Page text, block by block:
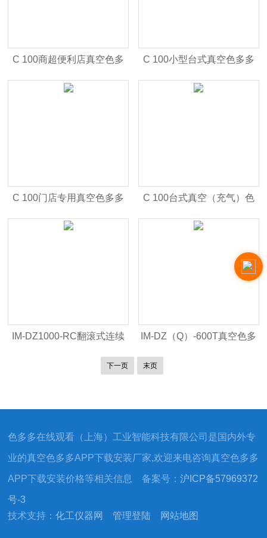
C 100商超便利店真空色多
多APP下载安装
C 100小型台式真空色多多
APP下载安装
C 100门店专用真空色多多
APP下载安装
C 100台式真空（充气）色
多多APP下载安装
IM-DZ1000-RC翻滚式连续
真空色多多APP下载安装
IM-DZ（Q）-600T真空色多
下一页 末页
色多多在线观看（上海）工业智能科技有限公司是国内外专
业的真空色多多APP下载安装厂家,欢迎来电咨询真空色多多
APP下载安装价格等相关信息 备案号：沪ICP备57969372
号-3
技术支持：化工仪器网 管理登陆 网站地图